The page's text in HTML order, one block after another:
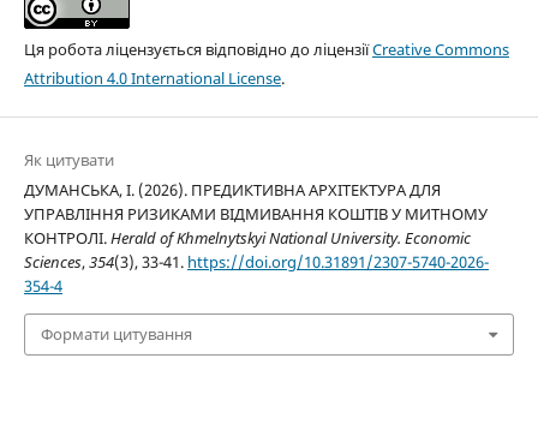
Ця робота ліцензується відповідно до ліцензіїCreative Commons
Attribution 4.0 International License.
Як цитувати
ДУМАНСЬКА, І. (2026). ПРЕДИКТИВНА АРХІТЕКТУРА ДЛЯ
УПРАВЛІННЯ РИЗИКАМИ ВІДМИВАННЯ КОШТІВ У МИТНОМУ
КОНТРОЛІ.Herald of Khmelnytskyi National University. Economic
Sciences,354(3), 33-41. https://doi.org/10.31891/2307-5740-2026-
354-4
Формати цитування